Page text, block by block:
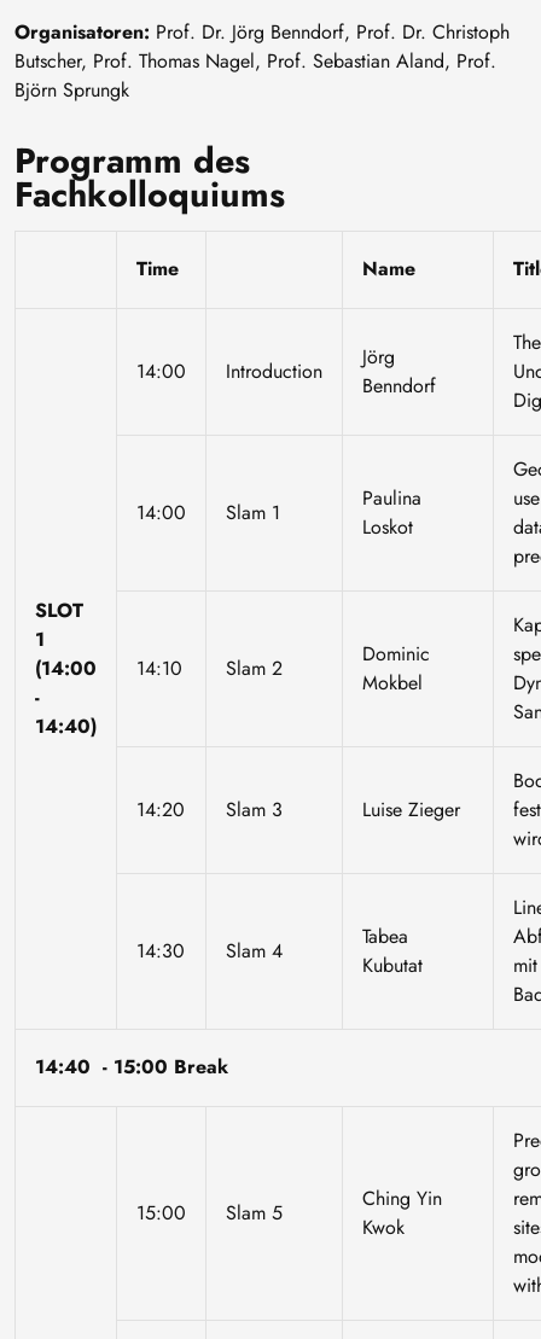
Organisatoren: Prof. Dr. Jörg Benndorf, Prof. Dr. Christoph
Butscher, Prof. Thomas Nagel, Prof. Sebastian Aland, Prof.
Björn Sprungk
Programm des
Fachkolloquiums
Time Name
SLOT
1
(14:00
-
14:40)
14:00 Introduction
Jörg
Benndorf
14:00 Slam 1
Paulina
Loskot
14:10 Slam 2
Dominic
Mokbel
14:20 Slam 3 Luise Zieger
14:30 Slam 4
Tabea
Kubutat
14:40 - 15:00 Break
15:00 Slam 5
Ching Yin
Kwok